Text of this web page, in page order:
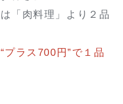
「肉料理」より２品
ラス700円”で１品